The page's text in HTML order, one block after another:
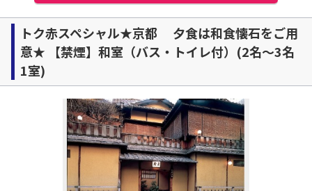
トク赤スペシャル★京都 夕食は和食懐石をご用
意★ 【禁煙】和室（バス・トイレ付）(2名～3名
1室)